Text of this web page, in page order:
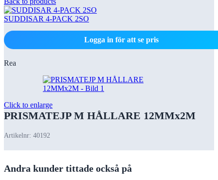
SUDDISAR 4-PACK 2SO
Logga in för att se pris
Rea
Click to enlarge
PRISMATEJP M HÅLLARE 12MMx2M
Artikelnr: 40192
Andra kunder tittade också på